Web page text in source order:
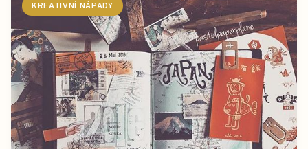
KREATIVNÍ NÁPADY